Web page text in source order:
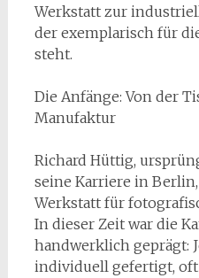
Werkstatt zur
der exemplarisch für
steht.
Die Anfänge: Von der
Manufaktur
Richard Hüttig,
seine Karriere in
Werkstatt für
In dieser Zeit war die
handwerklich geprägt:
individuell gefertigt,